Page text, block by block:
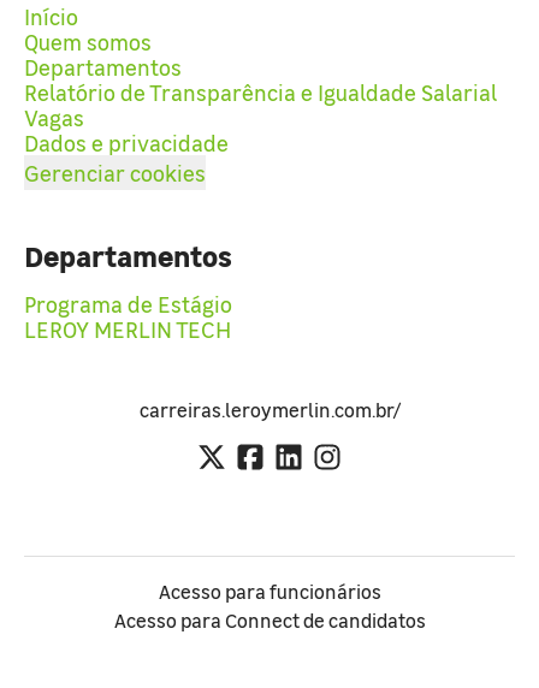
Início
Quem somos
Departamentos
Relatório de Transparência e Igualdade Salarial
Vagas
Dados e privacidade
Gerenciar cookies
Departamentos
Programa de Estágio
LEROY MERLIN TECH
carreiras.leroymerlin.com.br/
Acesso para funcionários
Acesso para Connect de candidatos